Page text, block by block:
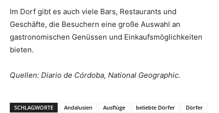
Im Dorf gibt es auch viele Bars, Restaurants und
Geschäfte, die Besuchern eine große Auswahl an
gastronomischen Genüssen und Einkaufsmöglichkeiten
bieten.
Quellen: Diario de Córdoba, National Geographic.
SCHLAGWORTE Andalusien Ausflüge beliebte Dörfer
Dörfer